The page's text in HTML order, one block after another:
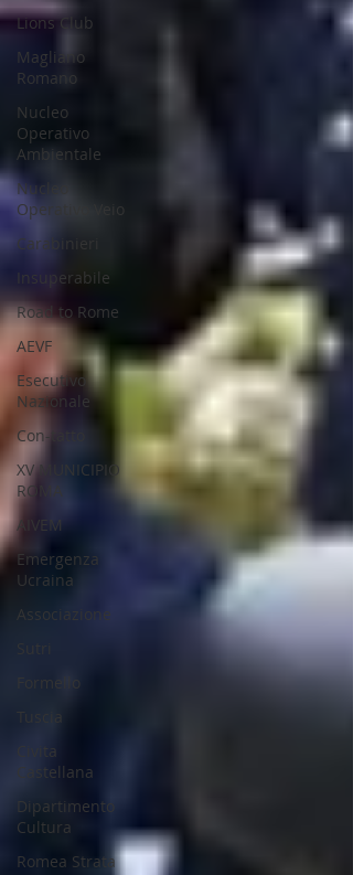
Lions Club
Magliano
Romano
Nucleo
Operativo
Ambientale
Nucleo
Operativo Veio
Carabinieri
Insuperabile
Road to Rome
AEVF
Esecutivo
Nazionale
Con-tatto
XV MUNICIPIO
ROMA
AIVEM
Emergenza
Ucraina
Associazione
Formello
Tuscia
Civita
Castellana
Dipartimento
Cultura
Romea Strata